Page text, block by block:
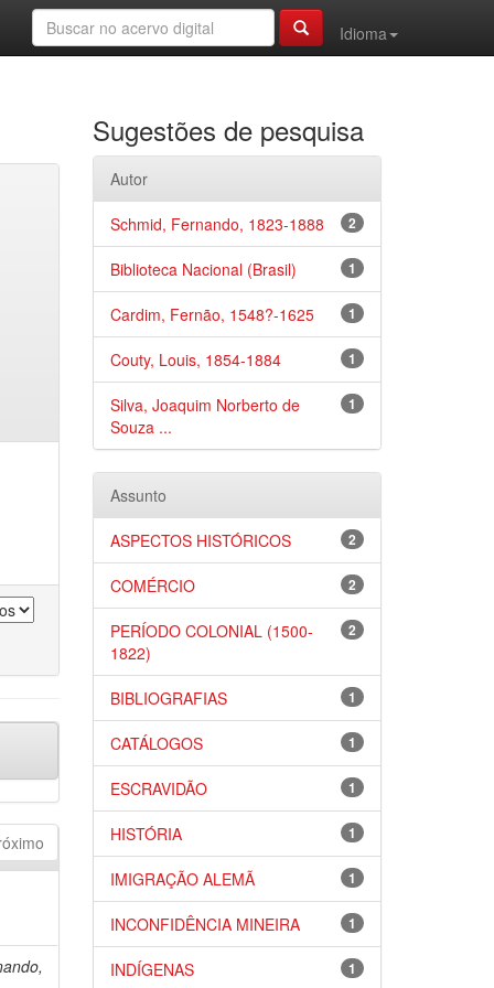
Idioma
Sugestões de pesquisa
Autor
2
Schmid, Fernando, 1823-1888
1
Biblioteca Nacional (Brasil)
1
Cardim, Fernão, 1548?-1625
1
Couty, Louis, 1854-1884
1
Silva, Joaquim Norberto de
Souza ...
Assunto
2
ASPECTOS HISTÓRICOS
2
COMÉRCIO
2
PERÍODO COLONIAL (1500-
1822)
1
BIBLIOGRAFIAS
1
CATÁLOGOS
1
ESCRAVIDÃO
1
HISTÓRIA
1
IMIGRAÇÃO ALEMÃ
1
INCONFIDÊNCIA MINEIRA
1
INDÍGENAS